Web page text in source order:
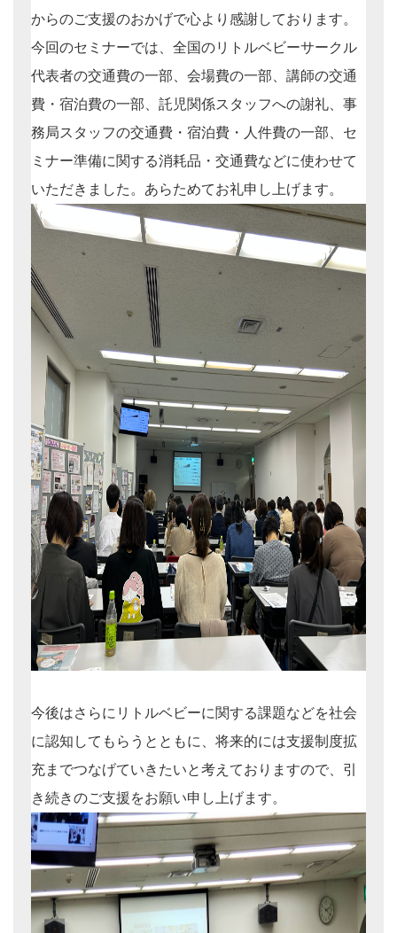
からのご支援のおかげで心より感謝しております。
今回のセミナーでは、全国のリトルベビーサークル
代表者の交通費の一部、会場費の一部、講師の交通
費・宿泊費の一部、託児関係スタッフへの謝礼、事
務局スタッフの交通費・宿泊費・人件費の一部、セ
ミナー準備に関する消耗品・交通費などに使わせて
いただきました。あらためてお礼申し上げます。
今後はさらにリトルベビーに関する課題などを社会
に認知してもらうとともに、将来的には支援制度拡
充までつなげていきたいと考えておりますので、引
き続きのご支援をお願い申し上げます。